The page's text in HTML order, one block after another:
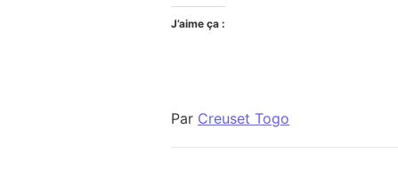
J’aime ça :
Par Creuset Togo